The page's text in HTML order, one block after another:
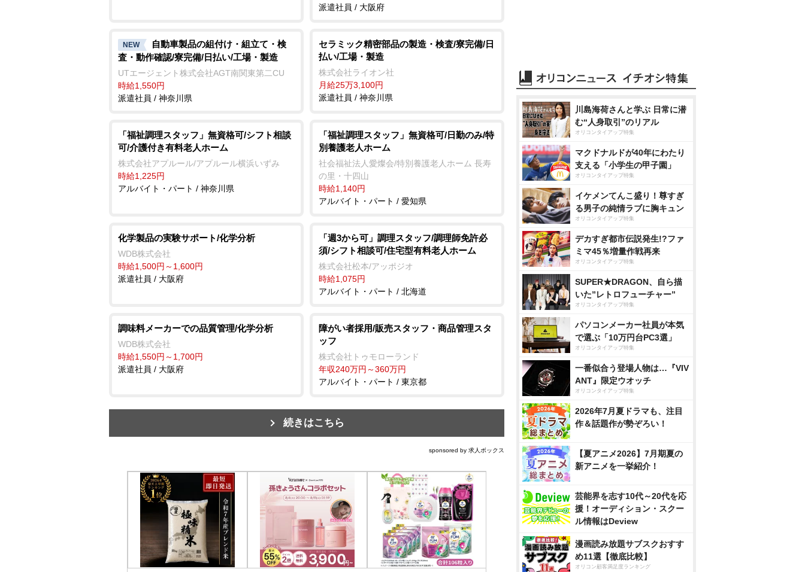
派遣社員 / 大阪府
NEW
自動車製品の組付け・組立て・検
査・動作確認/寮完備/日払い/工場・製造
UTエージェント株式会社AGT南関東第二CU
時給1,550円
派遣社員 / 神奈川県
セラミック精密部品の製造・検査/寮完備/日
払い/工場・製造
株式会社ライオン社
月給25万3,100円
派遣社員 / 神奈川県
「福祉調理スタッフ」無資格可/シフト相談
可/介護付き有料老人ホーム
株式会社アプルール/アプルール横浜いずみ
時給1,225円
アルバイト・パート / 神奈川県
「福祉調理スタッフ」無資格可/日勤のみ/特
別養護老人ホーム
社会福祉法人愛燦会/特別養護老人ホーム 長寿
の里・十四山
時給1,140円
アルバイト・パート / 愛知県
化学製品の実験サポート/化学分析
WDB株式会社
時給1,500円～1,600円
派遣社員 / 大阪府
「週3から可」調理スタッフ/調理師免許必
須/シフト相談可/住宅型有料老人ホーム
株式会社松本/アッポジオ
時給1,075円
アルバイト・パート / 北海道
調味料メーカーでの品質管理/化学分析
WDB株式会社
時給1,550円～1,700円
派遣社員 / 大阪府
障がい者採用/販売スタッフ・商品管理スタ
ッフ
株式会社トゥモローランド
年収240万円～360万円
アルバイト・パート / 東京都
続きはこちら
sponsored by 求人ボックス
川島海荷さんと学ぶ 日常に潜
む“人身取引”のリアル
オリコンタイアップ特集
マクドナルドが40年にわたり
支える「小学生の甲子園」
オリコンタイアップ特集
イケメンてんこ盛り！尊すぎ
る男子の純情ラブに胸キュン
オリコンタイアップ特集
デカすぎ都市伝説発生!?ファ
ミマ45％増量作戦再来
オリコンタイアップ特集
SUPER★DRAGON、自ら描
いた”レトロフューチャー”
オリコンタイアップ特集
パソコンメーカー社員が本気
で選ぶ「10万円台PC3選」
オリコンタイアップ特集
一番似合う登場人物は…『VIV
ANT』限定ウオッチ
オリコンタイアップ特集
2026年7月夏ドラマも、注目
作＆話題作が勢ぞろい！
【夏アニメ2026】7月期夏の
新アニメを一挙紹介！
芸能界を志す10代～20代を応
援！オーディション・スクー
ル情報はDeview
漫画読み放題サブスクおすす
め11選【徹底比較】
オリコン顧客満足度ランキング